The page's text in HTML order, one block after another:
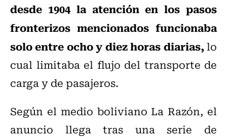
desde 1904 la atención en los pasos
fronterizos mencionados funcionaba
solo entre ocho y diez horas diarias,lo
cual limitaba el flujo del transporte de
carga y de pasajeros.
Según el medio boliviano La Razón, el
anuncio llega tras una serie de